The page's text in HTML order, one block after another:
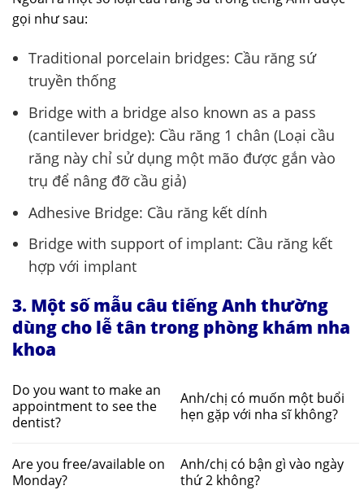
gọi như sau:
Traditional porcelain bridges: Cầu răng sứ
truyền thống
Bridge with a bridge also known as a pass
(cantilever bridge): Cầu răng 1 chân (Loại cầu
răng này chỉ sử dụng một mão được gắn vào
trụ để nâng đỡ cầu giả)
Adhesive Bridge: Cầu răng kết dính
Bridge with support of implant: Cầu răng kết
hợp với implant
3. Một số mẫu câu tiếng Anh thường
dùng cho lễ tân trong phòng khám nha
khoa
Do you want to make an
appointment to see the
dentist?
Anh/chị có muốn một buổi
hẹn gặp với nha sĩ không?
Are you free/available on
Monday?
Anh/chị có bận gì vào ngày
thứ 2 không?